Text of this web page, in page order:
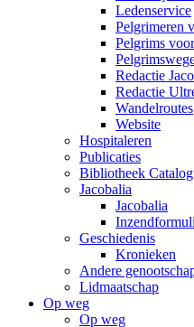
Ledenservice
Pelgrimeren
Pelgrims
Redactie
Redactie
Wandelroutes
Website
Hospitaleren
Publicaties
Bibliotheek
Jacobalia
Jacobalia
Geschiedenis
Kronieken
Andere
Lidmaatschap
Op weg
Op weg